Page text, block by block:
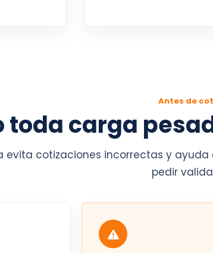
Antes de
toda carga
evita cotizaciones incorrectas y
pedir